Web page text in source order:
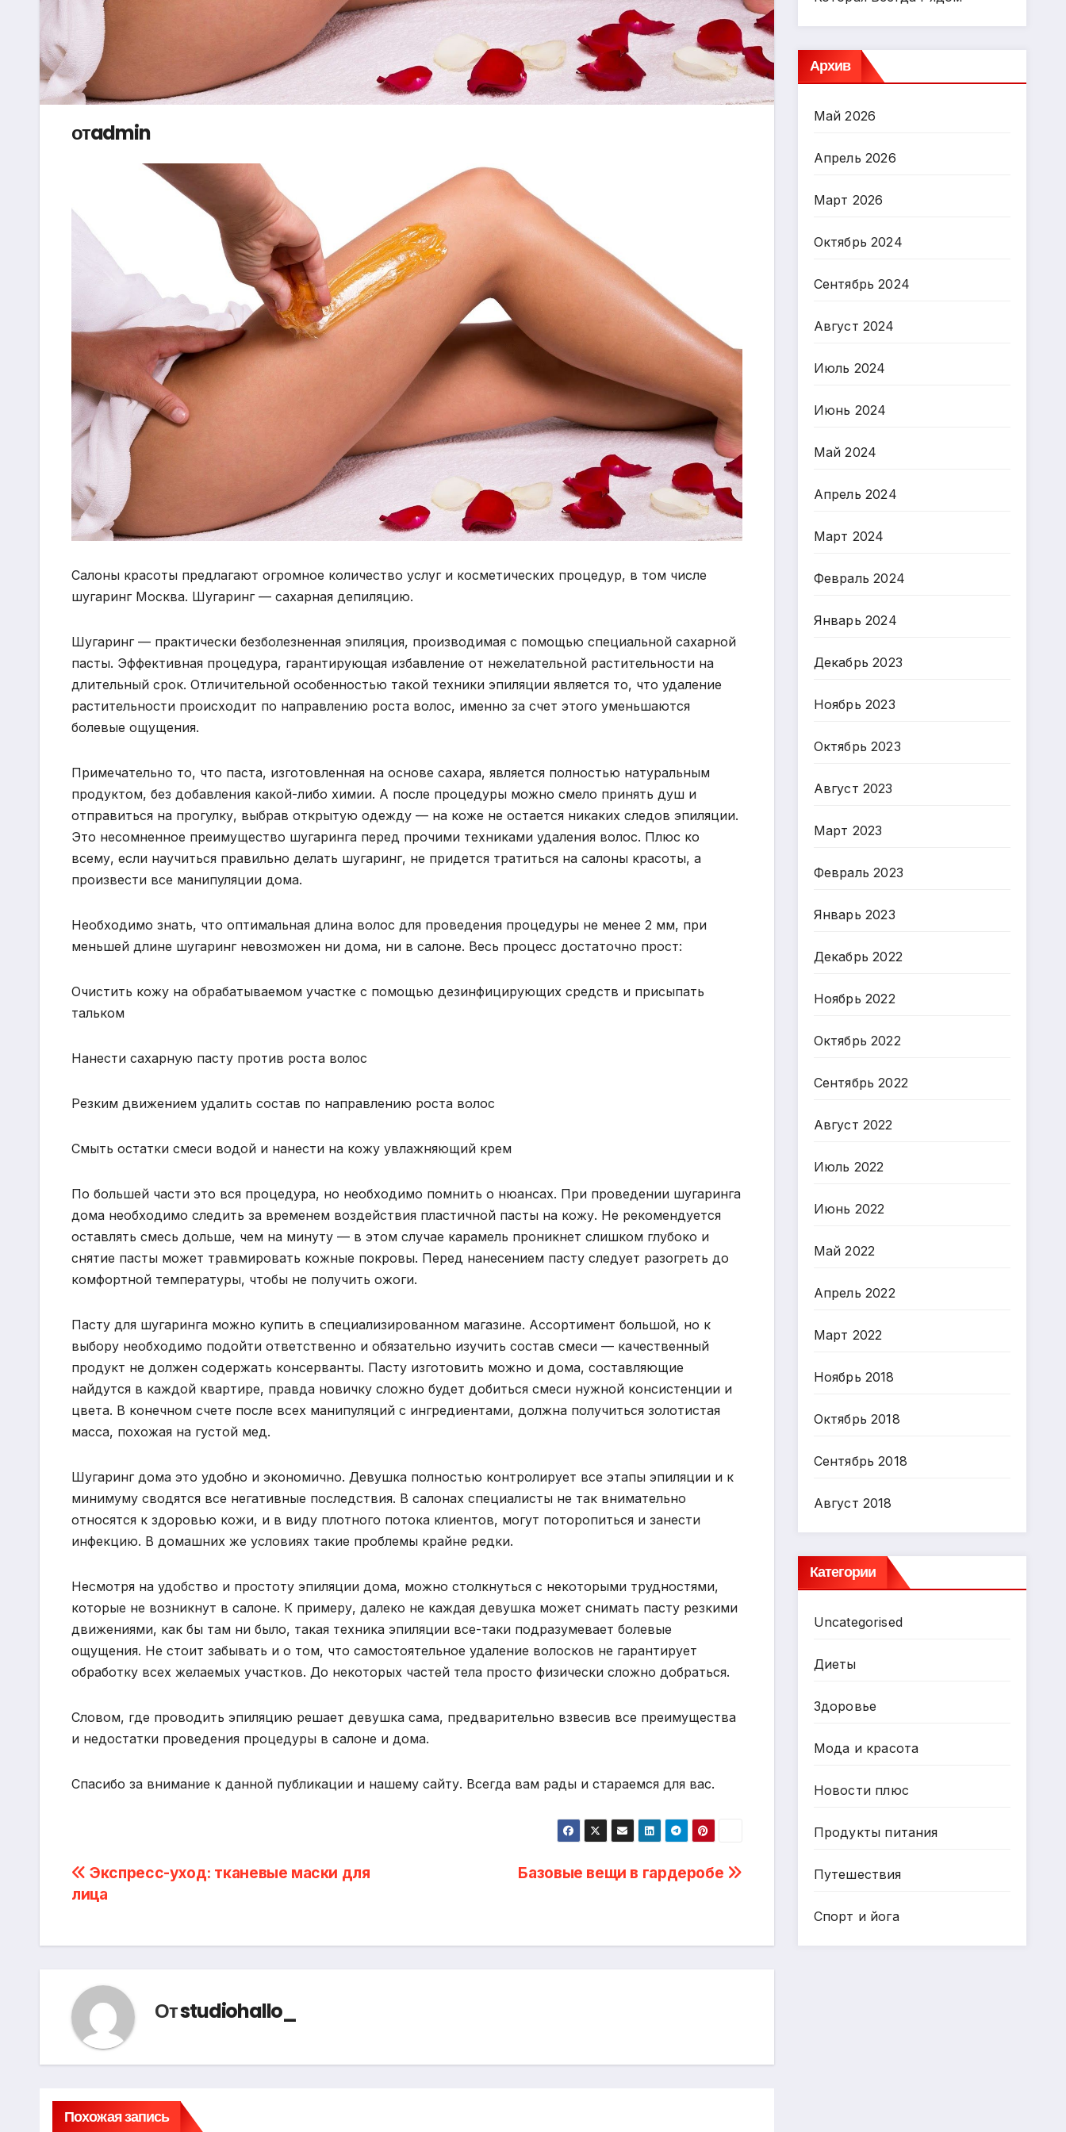
отadmin
Салоны красоты предлагают огромное количество услуг и косметических процедур, в том числе
шугаринг Москва. Шугаринг — сахарная депиляцию.
Шугаринг — практически безболезненная эпиляция, производимая с помощью специальной сахарной
пасты. Эффективная процедура, гарантирующая избавление от нежелательной растительности на
длительный срок. Отличительной особенностью такой техники эпиляции является то, что удаление
растительности происходит по направлению роста волос, именно за счет этого уменьшаются
болевые ощущения.
Примечательно то, что паста, изготовленная на основе сахара, является полностью натуральным
продуктом, без добавления какой-либо химии. А после процедуры можно смело принять душ и
отправиться на прогулку, выбрав открытую одежду — на коже не остается никаких следов эпиляции.
Это несомненное преимущество шугаринга перед прочими техниками удаления волос. Плюс ко
всему, если научиться правильно делать шугаринг, не придется тратиться на салоны красоты, а
произвести все манипуляции дома.
Необходимо знать, что оптимальная длина волос для проведения процедуры не менее 2 мм, при
меньшей длине шугаринг невозможен ни дома, ни в салоне. Весь процесс достаточно прост:
Очистить кожу на обрабатываемом участке с помощью дезинфицирующих средств и присыпать
тальком
Нанести сахарную пасту против роста волос
Резким движением удалить состав по направлению роста волос
Смыть остатки смеси водой и нанести на кожу увлажняющий крем
По большей части это вся процедура, но необходимо помнить о нюансах. При проведении шугаринга
дома необходимо следить за временем воздействия пластичной пасты на кожу. Не рекомендуется
оставлять смесь дольше, чем на минуту — в этом случае карамель проникнет слишком глубоко и
снятие пасты может травмировать кожные покровы. Перед нанесением пасту следует разогреть до
комфортной температуры, чтобы не получить ожоги.
Пасту для шугаринга можно купить в специализированном магазине. Ассортимент большой, но к
выбору необходимо подойти ответственно и обязательно изучить состав смеси — качественный
продукт не должен содержать консерванты. Пасту изготовить можно и дома, составляющие
найдутся в каждой квартире, правда новичку сложно будет добиться смеси нужной консистенции и
цвета. В конечном счете после всех манипуляций с ингредиентами, должна получиться золотистая
масса, похожая на густой мед.
Шугаринг дома это удобно и экономично. Девушка полностью контролирует все этапы эпиляции и к
минимуму сводятся все негативные последствия. В салонах специалисты не так внимательно
относятся к здоровью кожи, и в виду плотного потока клиентов, могут поторопиться и занести
инфекцию. В домашних же условиях такие проблемы крайне редки.
Несмотря на удобство и простоту эпиляции дома, можно столкнуться с некоторыми трудностями,
которые не возникнут в салоне. К примеру, далеко не каждая девушка может снимать пасту резкими
движениями, как бы там ни было, такая техника эпиляции все-таки подразумевает болевые
ощущения. Не стоит забывать и о том, что самостоятельное удаление волосков не гарантирует
обработку всех желаемых участков. До некоторых частей тела просто физически сложно добраться.
Словом, где проводить эпиляцию решает девушка сама, предварительно взвесив все преимущества
и недостатки проведения процедуры в салоне и дома.
Спасибо за внимание к данной публикации и нашему сайту. Всегда вам рады и стараемся для вас.
Навигация
по
записям
Базовые вещи в гардеробе
Экспресс-уход: тканевые маски для
лица
Отstudiohallo_
Похожая запись
Архив
Май 2026
Апрель 2026
Март 2026
Октябрь 2024
Сентябрь 2024
Август 2024
Июль 2024
Июнь 2024
Май 2024
Апрель 2024
Март 2024
Февраль 2024
Январь 2024
Декабрь 2023
Ноябрь 2023
Октябрь 2023
Август 2023
Март 2023
Февраль 2023
Январь 2023
Декабрь 2022
Ноябрь 2022
Октябрь 2022
Сентябрь 2022
Август 2022
Июль 2022
Июнь 2022
Май 2022
Апрель 2022
Март 2022
Ноябрь 2018
Октябрь 2018
Сентябрь 2018
Август 2018
Категории
Uncategorised
Диеты
Здоровье
Мода и красота
Новости плюс
Продукты питания
Путешествия
Спорт и йога